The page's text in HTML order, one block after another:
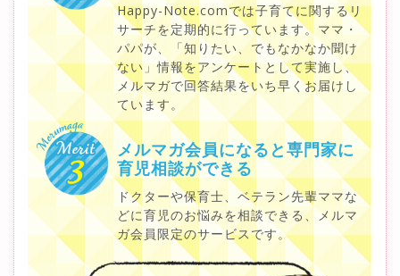
Happy-Note.comでは子育てに関するリ
サーチを定期的に行っています。ママ・
パパが、「知りたい、でもなかなか聞け
ない」情報をアンケートとして実施し、
メルマガで回答結果をいち早くお届けし
ています。
メルマガ会員になると専門家に
育児相談ができる
ドクターや保育士、ベテラン先輩ママな
どに育児のお悩みを相談できる、メルマ
ガ会員限定のサービスです。